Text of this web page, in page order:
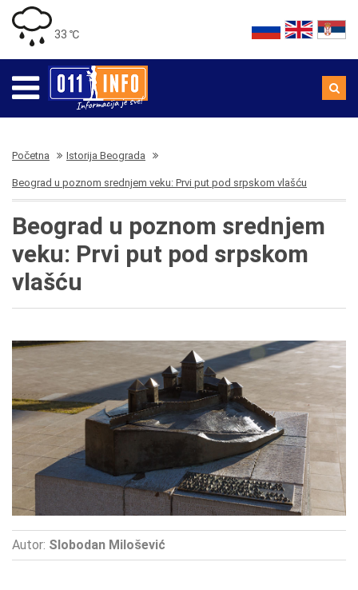
33 ℃
Početna Istorija Beograda
Beograd u poznom srednjem veku: Prvi put pod srpskom vlašću
Beograd u poznom srednjem
veku: Prvi put pod srpskom
vlašću
Autor: Slobodan Milošević